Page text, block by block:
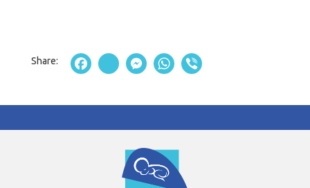
Share: Facebook
instagram
Messenger
WhatsApp